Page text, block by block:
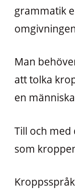
grammatik
Man
att tolka
en
Till och
som